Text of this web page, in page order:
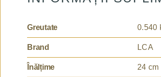
Greutate 0.540
Brand LCA
Înălțime 24 cm